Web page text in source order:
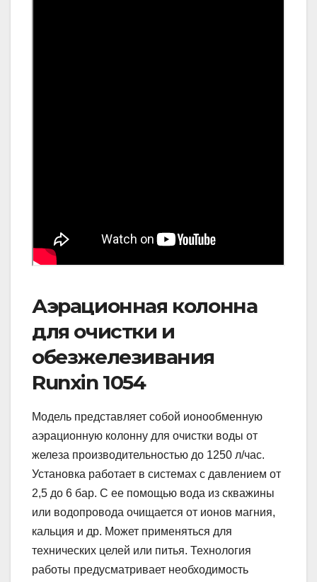
Аэрационная колонна
для очистки и
обезжелезивания
Runxin 1054
Модель представляет собой ионообменную
аэрационную колонну для очистки воды от
железа производительностью до 1250 л/час.
Установка работает в системах с давлением от
2,5 до 6 бар. С ее помощью вода из скважины
или водопровода очищается от ионов магния,
кальция и др. Может применяться для
технических целей или питья. Технология
работы предусматривает необходимость